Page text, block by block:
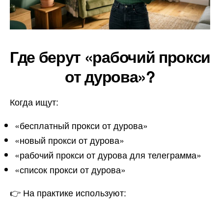
Где берут «рабочий прокси
от дурова»?
Когда ищут:
«бесплатный прокси от дурова»
«новый прокси от дурова»
«рабочий прокси от дурова для телеграмма»
«список прокси от дурова»
👉 На практике используют: